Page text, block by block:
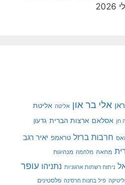
אלי בר און אליטה אליטת
חן אסלאם ארצות הברית גדעון
חרבות ברזל טראמפ יאיר רגב
מחאה מלחמה מנהיגות
ניתוח רשתות ארגוניות נתניהו עופר
פיל בחנות חרסינה פלסטינים